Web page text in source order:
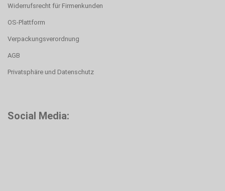
Widerrufsrecht für Firmenkunden
OS-Plattform
Verpackungsverordnung
AGB
Privatsphäre und Datenschutz
Social Media: